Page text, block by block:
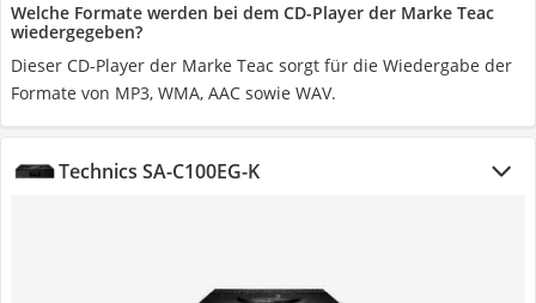
Welche Formate werden bei dem CD-Player der Marke Teac
wiedergegeben?
Dieser CD-Player der Marke Teac sorgt für die Wiedergabe der
Formate von MP3, WMA, AAC sowie WAV.
Technics SA-C100EG-K